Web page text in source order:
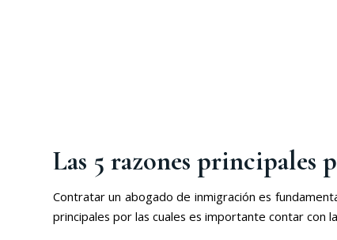
Las 5 razones
Contratar un abogado de inmigración es
principales por las cuales es importante contar con